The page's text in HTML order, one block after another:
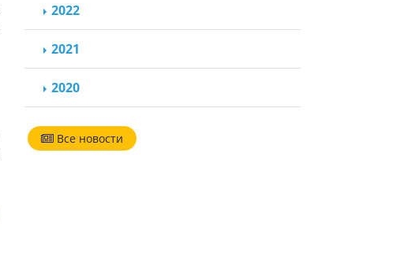
2022
2021
2020
Все новости